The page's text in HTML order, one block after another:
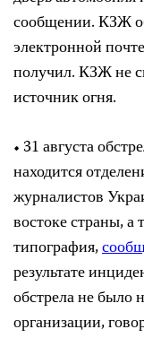
сообщении. КЗЖ
электронной
получил. КЗЖ не
источник огня.
• 31 августа
находится
журналистов
востоке страны,
типография,
результате
обстрела не было
организации,